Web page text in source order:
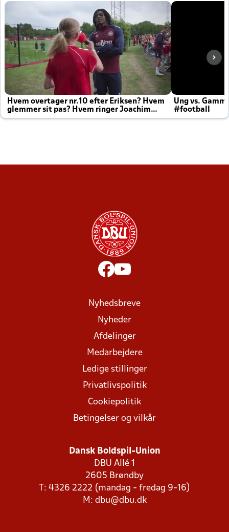
Hvem overtager nr.10 efter Eriksen? Hvem
glemmer sit pas? Hvem ringer Joachim
altid til efter kampe?
Ung vs.
#football
Nyhedsbreve
Nyheder
Afdelinger
Medarbejdere
Ledige stillinger
Privatlivspolitik
Cookiepolitik
Betingelser og vilkår
Dansk Boldspil-Union
DBU Allé 1
2605 Brøndby
T: 4326 2222 (mandag - fredag 9-16)
M: dbu@dbu.dk